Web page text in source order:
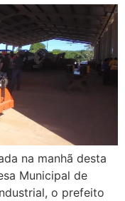
na manhã desta
Municipal de
o prefeito